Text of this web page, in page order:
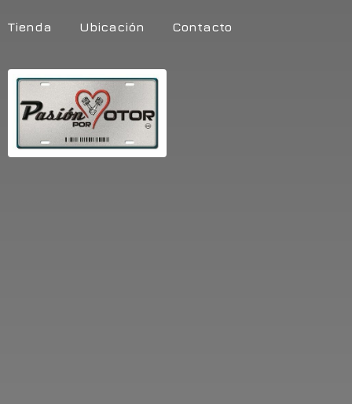
Tienda Ubicación Contacto